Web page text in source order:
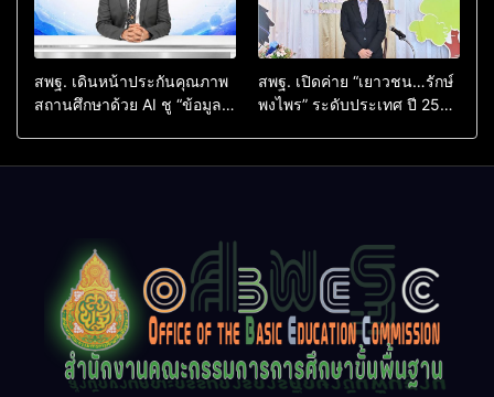
สพฐ. เดินหน้าประกันคุณภาพ
สถานศึกษาด้วย AI ชู “ข้อมูล
สพฐ. เปิดค่าย “เยาวชน…รักษ์
พงไพร” ระดับประเทศ ปี 2569